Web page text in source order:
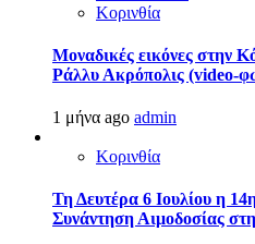
Κορινθία
Μοναδικές εικόνες στην
Ράλλυ Ακρόπολις (video-
1 μήνα ago admin
Κορινθία
Τη Δευτέρα 6 Ιουλίου η
Συνάντηση Αιμοδοσίας